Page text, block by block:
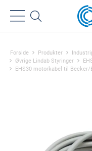
Forside Produkter
Øvrige Lindab Styringer
EHS30 motorkabel til Becker/